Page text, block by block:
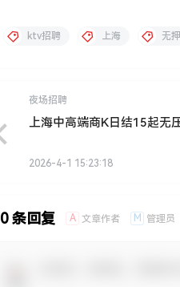
ktv招聘 上海 无
夜场招聘
上海中高端商K日结15起无
2026-4-1 15:23:18
0 条回复 A 文章作者 M 管理员